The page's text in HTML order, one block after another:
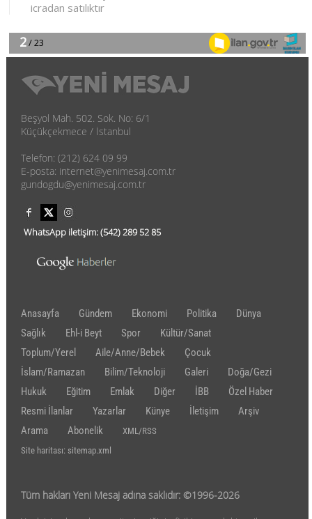
Beşyol Mah. 502. Sok. No: 6/1
Küçükçekmece / İstanbul
Telefon: (212) 624 09 99
E-posta: internet@yenimesaj.com.tr
gundogdu@yenimesaj.com.tr
WhatsApp iletişim:(542)289 52 85
Anasayfa Gündem Ekonomi Politika
Dünya
Sağlık
Ehl-i Beyt Spor
Kültür/Sanat
Toplum/Yerel
Aile/Anne/Bebek
Çocuk
İslam/Ramazan
Bilim/Teknoloji Galeri
Doğa/Gezi
Hukuk
Eğitim Emlak Diğer İBB
Özel Haber
Resmi İlanlar
Yazarlar Künye İletişim
Arşiv
Arama
Abonelik
XML/RSS
Site haritası: sitemap.xml
Tüm hakları Yeni Mesaj adına saklıdır: ©1996-2026